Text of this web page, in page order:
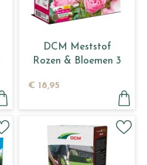
DCM Meststof
Rozen & Bloemen 3
€ 18,95